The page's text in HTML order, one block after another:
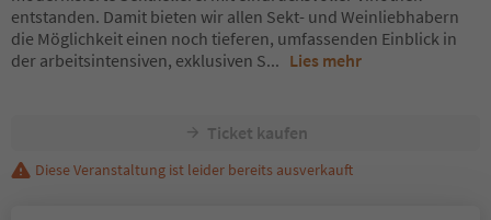
entstanden. Damit bieten wir allen Sekt- und Weinliebhabern
die Möglichkeit einen noch tieferen, umfassenden Einblick in
der arbeitsintensiven, exklusiven S... Lies mehr
Ticket kaufen
Diese Veranstaltung ist leider bereits ausverkauft